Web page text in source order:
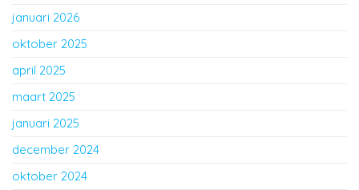
januari 2026
oktober 2025
april 2025
maart 2025
januari 2025
december 2024
oktober 2024